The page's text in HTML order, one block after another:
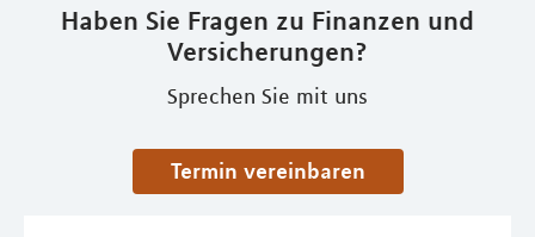
Haben Sie Fragen zu Finanzen und
Versicherungen?
Sprechen Sie mit uns
Termin vereinbaren